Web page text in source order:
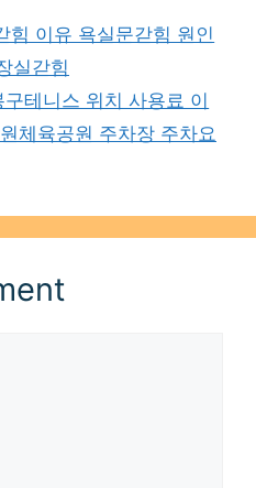
힘 이유 욕실문갇힘 원인
실갇힘
테니스 위치 사용료 이
체육공원 주차장 주차요